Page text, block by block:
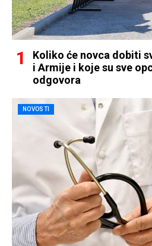
Koliko će novca dobiti
i Armije i koje su sve
odgovora
NOVOSTI